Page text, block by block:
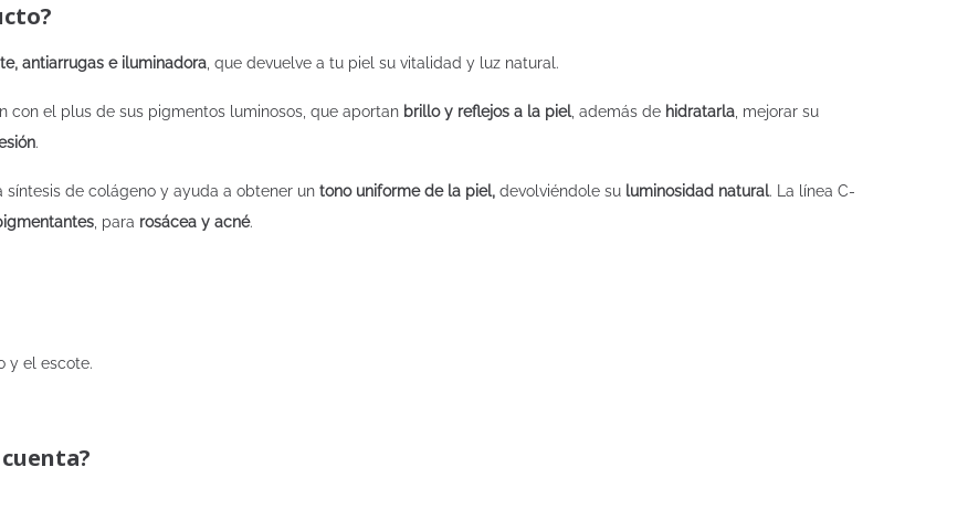
antiarrugas e iluminadora , que devuelve a tu piel su vitalidad y luz natural.
con el plus de sus pigmentos luminosos, que aportan brillo y reflejos a la piel, además de hidratarla , mejorar su
.
síntesis de colágeno y ayuda a obtener un tono uniforme de la piel, devolviéndole su luminosidad natural. La línea C-
, para rosácea y acné.
y el escote.